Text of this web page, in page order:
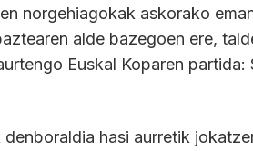
norgehiagokak askorako
alde bazegoen ere,
Euskal Koparen partida:
hasi aurretik